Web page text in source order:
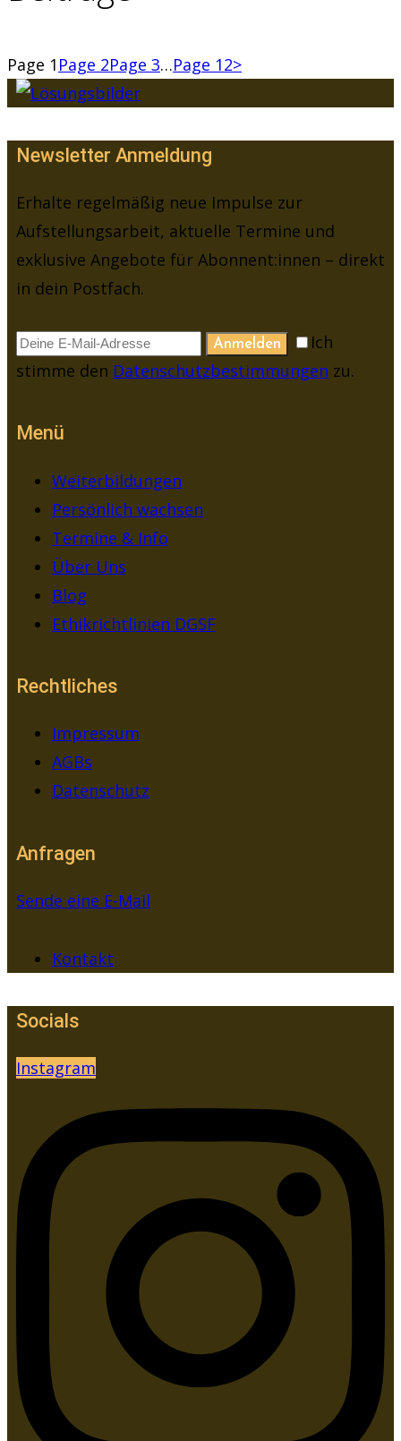
Page 1 Page 2Page 3…Page 12>
Newsletter Anmeldung
Erhalte regelmäßig neue Impulse zur
Aufstellungsarbeit, aktuelle Termine und
exklusive Angebote für Abonnent:innen – direkt
in dein Postfach.
Anmelden
Ich
stimme den Datenschutzbestimmungen zu.
Menü
Weiterbildungen
Persönlich wachsen
Termine & Info
Über Uns
Blog
Ethikrichtlinien DGSF
Rechtliches
Impressum
AGBs
Datenschutz
Anfragen
Sende eine E-Mail
Kontakt
Socials
Instagram